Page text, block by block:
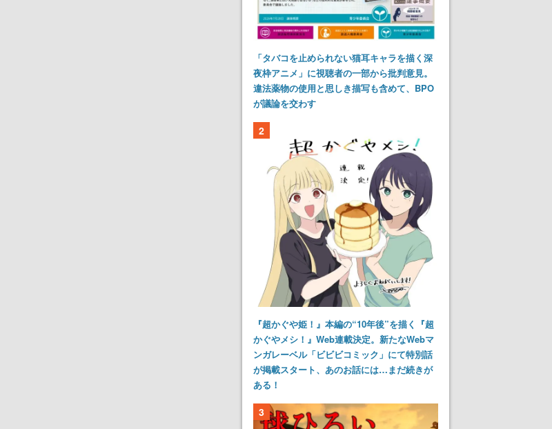
「タバコを止められない猫耳キャラを描く深
夜枠アニメ」に視聴者の一部から批判意見。
違法薬物の使用と思しき描写も含めて、BPO
が議論を交わす
2
『超かぐや姫！』本編の“10年後”を描く『超
かぐやメシ！』Web連載決定。新たなWebマ
ンガレーベル「ビビビコミック」にて特別話
が掲載スタート、あのお話には…まだ続きが
ある！
3